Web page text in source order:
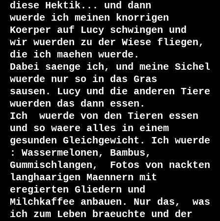
diese Hektik... und dann
wuerde ich meinen knorrigen
Koerper auf Lucy schwingen und
wir wuerden zu der Wiese fliegen,
die ich maehen wuerde.
Dabei saenge ich, und meine Sichel
wuerde nur so in das Gras
sausen. Lucy und die anderen Tiere
wuerden das dann essen.
Ich  wuerde von den Tieren essen
und so waere alles in einem
gesunden Gleichgewicht. Ich wuerde
: Wassermelonen, Bambus,
Gummischlangen,  Fotos von nackten
langhaarigen Maennern mit
eregierten Gliedern und
Milchkaffee anbauen. Nur das,  was
ich zum Leben braeuchte und der